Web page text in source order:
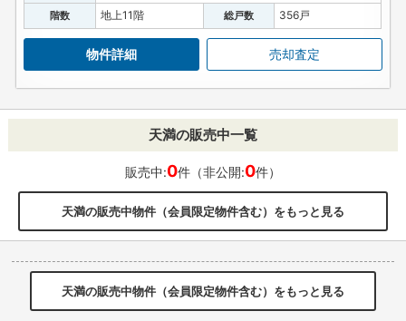
階数 地上11階 総戸数 356戸
物件詳細 売却査定
天満の販売中一覧
販売中:0件（非公開:0件）
天満の販売中物件（会員限定物件含む）をもっと見る
天満の販売中物件（会員限定物件含む）をもっと見る